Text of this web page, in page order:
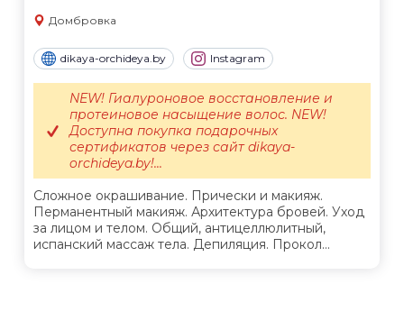
Домбровка
dikaya-orchideya.by Instagram
Сложное окрашивание. Прически и макияж.
Перманентный макияж. Архитектура бровей. Уход
за лицом и телом. Общий, антицеллюлитный,
испанский массаж тела. Депиляция. Прокол...
NEW! Гиалуроновое восстановление и
протеиновое насыщение волос. NEW!
Доступна покупка подарочных
сертификатов через сайт dikaya-
orchideya.by!...